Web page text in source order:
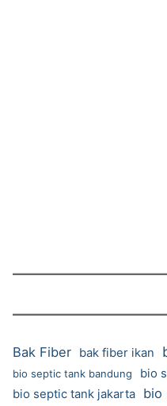
Bak Fiber bak fiber ikan
bio septic tank bandung
bio
bio septic tank jakarta
bio